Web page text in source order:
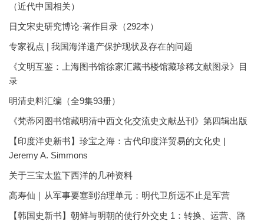
（近代中国相关）
日文宋史研究博论·著作目录（292本）
专家视点 | 我国海洋遗产保护现状及存在的问题
《文明互鉴：上海图书馆徐家汇藏书楼馆藏珍稀文献图录》目
录
明清史料汇编（全9集93册）
《梵蒂冈图书馆藏明清中西文化交流史文献丛刊》第四辑出版
【印度洋史新书】珍宝之海：古代印度洋贸易的文化史 |
Jeremy A. Simmons
关于三宝太监下西洋的几种资料
高寿仙｜从军事要塞到治理单元：明代卫所远不止是军营
【韩国史新书】朝鲜与明朝的使行外交史 1：转换、运营、路